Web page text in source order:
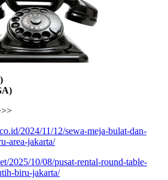
2024/11/12/sewa-meja-bulat-dan-
area-jakarta/
2025/10/08/pusat-rental-round-table-
biru-jakarta/